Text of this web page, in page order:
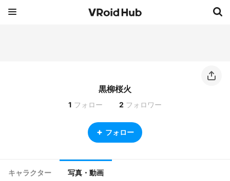
黒柳桜火
1 フォロー 2 フォロワー
フォロー
キャラクター 写真・動画